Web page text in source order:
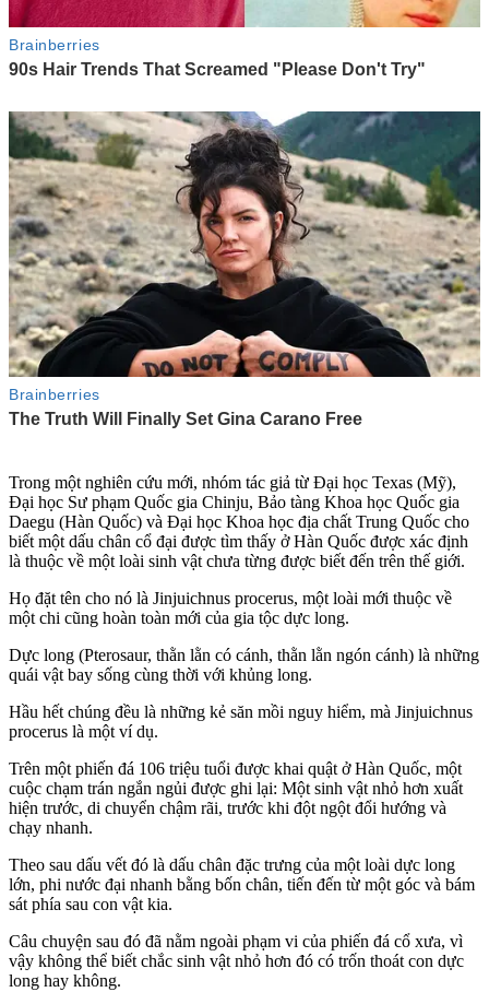
Trong một nghiên cứu mới, nhóm tác giả từ Đại học Texas (Mỹ),
Đại học Sư phạm Quốc gia Chinju, Bảo tàng Khoa học Quốc gia
Daegu (Hàn Quốc) và Đại học Khoa học địa chất Trung Quốc cho
biết một dấu chân cổ đại được tìm thấy ở Hàn Quốc được xác định
là thuộc về một loài sinh vật chưa từng được biết đến trên thế giới.
Họ đặt tên cho nó là Jinjuichnus procerus, một loài mới thuộc về
một chi cũng hoàn toàn mới của gia tộc dực long.
Dực long (Pterosaur, thằn lằn có cánh, thằn lằn ngón cánh) là những
quái vật bay sống cùng thời với khủng long.
Hầu hết chúng đều là những kẻ săn mồi nguy hiểm, mà Jinjuichnus
procerus là một ví dụ.
Trên một phiến đá 106 triệu tuổi được khai quật ở Hàn Quốc, một
cuộc chạm trán ngắn ngủi được ghi lại: Một sinh vật nhỏ hơn xuất
hiện trước, di chuyển chậm rãi, trước khi đột ngột đổi hướng và
chạy nhanh.
Theo sau dấu vết đó là dấu chân đặc trưng của một loài dực long
lớn, phi nước đại nhanh bằng bốn chân, tiến đến từ một góc và bám
sát phía sau con vật kia.
Câu chuyện sau đó đã nằm ngoài phạm vi của phiến đá cổ xưa, vì
vậy không thể biết chắc sinh vật nhỏ hơn đó có trốn thoát con dực
long hay không.